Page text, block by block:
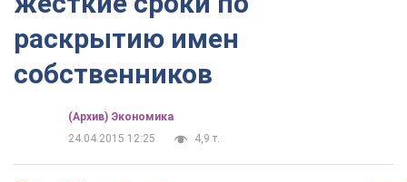
раскрытию имен
собственников
(Архив) Экономика
24.04.2015 12:25
4,9 т.